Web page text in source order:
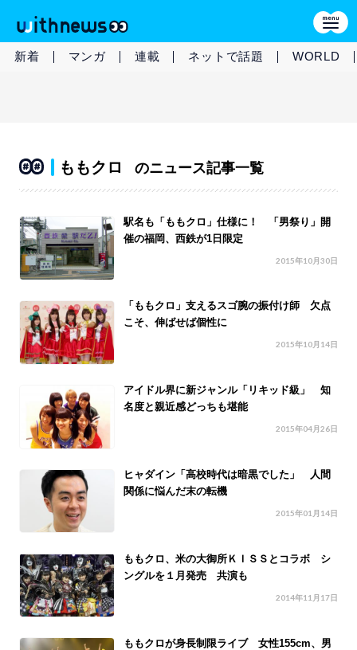
新着 マンガ 連載 ネットで話題 WORLD
ももクロ のニュース記事一覧
駅名も「ももクロ」仕様に！ 「男祭り」開
催の福岡、西鉄が1日限定
2015年10月30日
「ももクロ」支えるスゴ腕の振付け師 欠点
こそ、伸ばせば個性に
2015年10月14日
アイドル界に新ジャンル「リキッド級」 知
名度と親近感どっちも堪能
2015年04月26日
ヒャダイン「高校時代は暗黒でした」 人間
関係に悩んだ末の転機
2015年01月14日
ももクロ、米の大御所ＫＩＳＳとコラボ シ
ングルを１月発売 共演も
2014年11月17日
ももクロが身長制限ライブ 女性155cm、男